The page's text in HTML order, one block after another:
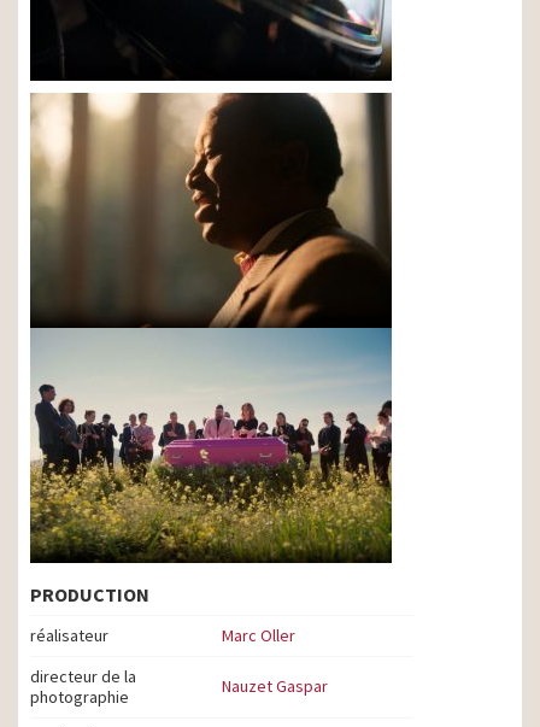
PRODUCTION
réalisateur
Marc Oller
directeur de la
photographie
Nauzet Gaspar